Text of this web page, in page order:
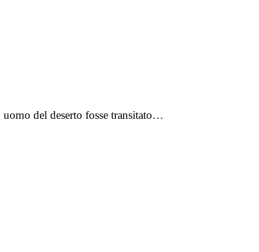
del deserto fosse transitato…